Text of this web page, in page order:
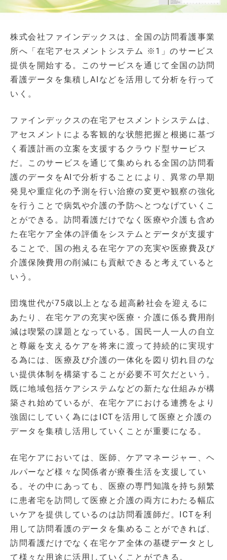
株式会社ファインデックスは、全国の訪問看護事業
所へ「在宅アセスメントシステム ※1」のサービス
提供を開始する。このサービスを通じて全国の訪問
看護データを集積しAIなどを活用して分析を行って
いく。
ファインデックスの在宅アセスメントシステムは、
アセスメントによる客観的な状態把握と根拠に基づ
く看護計画の立案を支援するクラウド型サービス
だ。このサービスを通じて集められる全国の訪問看
護のデータをAIで分析することにより、異常の早期
発見や重症化の予測を行い治療の変更や観察の強化
を行うことで病気や介護の予防へとつなげていくこ
とができる。訪問看護だけでなく医療や介護も含め
た在宅ケア全体の評価をシステムとデータが支援す
ることで、国の抱える在宅ケアの充実や医療費及び
介護保険費用の削減にも貢献できると考えていると
いう。
団塊世代が75歳以上となる超高齢社会を迎えるに
あたり、在宅ケアの充実や医療・介護に係る費用削
減は喫緊の課題となっている。国民一人一人の自立
と尊厳を支えるケアを将来に渡って持続的に実現す
る為には、医療及び介護の一体化を図り切れ目のな
い提供体制を構築することが必要不可欠だという。
既に地域包括ケアシステムなどの新たな仕組みが構
築され始めているが、在宅ケアにおける連携をより
強固にしていく為にはICTを活用して医療と介護の
データを集積し活用していくことが重要になる。
在宅ケアにおいては、医師、ケアマネージャー、ヘ
ルパーなど様々な関係者が療養生活を支援してい
る。その中にあっても、医療の専門知識を持ち頻繁
に患者宅を訪問して医療と介護の両方にわたる幅広
いケアを提供しているのは訪問看護師だ。ICTを利
用して訪問看護のデータを集めることができれば、
訪問看護だけでなく在宅ケア全体の基礎データとし
て様々な用途に活用していくことができる。